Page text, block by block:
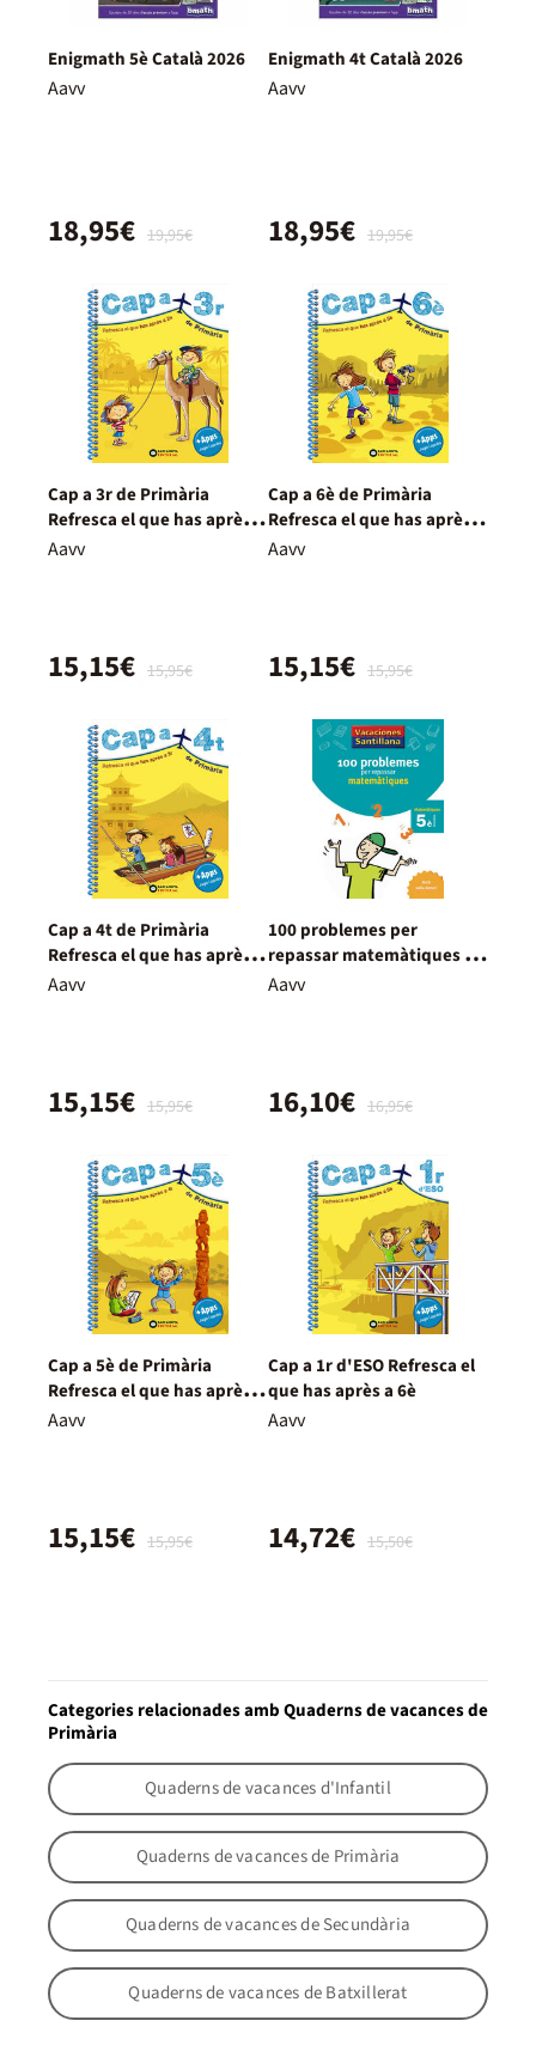
Enigmath 5è Català 2026
Aavv
19,95€
18,95€
Enigmath 4t Català 2026
Aavv
19,95€
18,95€
Cap a 3r de Primària
Refresca el que has après a
2n
Aavv
15,95€
15,15€
Cap a 6è de Primària
Refresca el que has après a
5è
Aavv
15,95€
15,15€
Cap a 4t de Primària
Refresca el que has après a
3r
Aavv
15,95€
15,15€
100 problemes per
repassar matemàtiques 5è
Primària
Aavv
16,95€
16,10€
Cap a 5è de Primària
Refresca el que has après a
4t
Aavv
15,95€
15,15€
Cap a 1r d'ESO Refresca el
que has après a 6è
Aavv
15,50€
14,72€
Categories relacionades amb Quaderns de vacances de
Primària
Quaderns de vacances d'Infantil
Quaderns de vacances de Primària
Quaderns de vacances de Secundària
Quaderns de vacances de Batxillerat